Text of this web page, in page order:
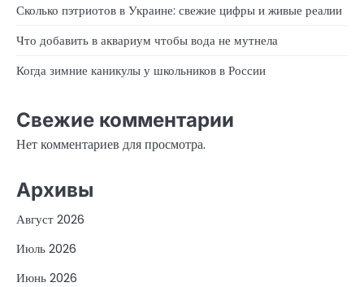
Сколько пэтриотов в Украине: свежие цифры и живые реалии
Что добавить в аквариум чтобы вода не мутнела
Когда зимние каникулы у школьников в России
Свежие комментарии
Нет комментариев для просмотра.
Архивы
Август 2026
Июль 2026
Июнь 2026